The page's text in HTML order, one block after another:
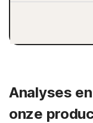
Analyses
onze